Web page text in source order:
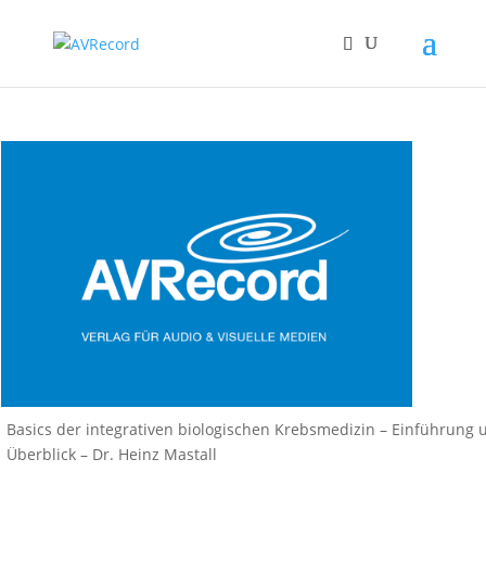
Basics der integrativen biologischen Krebsmedizin – Einführung
Überblick – Dr. Heinz Mastall